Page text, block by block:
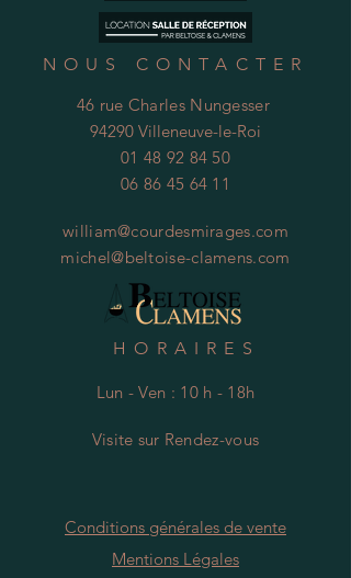
NOUS CONTACTER
46 rue Charles Nungesser
94290 Villeneuve-le-Roi
01 48 92 84 50
06 86 45 64 11
william@courdesmirages.com
michel@beltoise-clamens.com
HORAIRES
Lun - Ven : 10 h - 18h
Visite sur Rendez-vous
Conditions générales de vente
Mentions Légales